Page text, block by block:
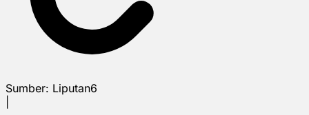
Sumber: Liputan6